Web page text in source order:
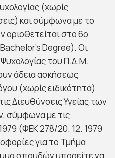
(χωρίς
και σύμφωνα με το
οριοθετείται στο 6ο
Degree). Οι
του Π.Δ.Μ.
άδεια ασκήσεως
(χωρίς ειδικότητα)
Διευθύνσεις Υγείας των
σύμφωνα με τις
(ΦΕΚ 278/20. 12. 1979
για το Τμήμα
σπουδών μπορείτε να